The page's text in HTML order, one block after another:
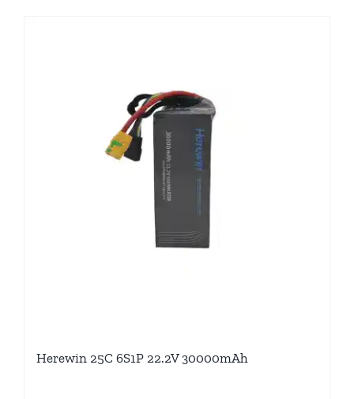
Herewin 25C 6S1P 22.2V 30000mAh